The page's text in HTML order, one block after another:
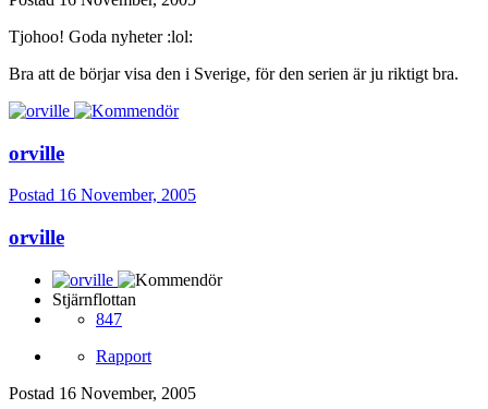
Tjohoo! Goda nyheter :lol:
Bra att de börjar visa den i Sverige, för den serien är ju riktigt bra.
orville
Postad 16 November, 2005
orville
Stjärnflottan
847
Rapport
Postad 16 November, 2005